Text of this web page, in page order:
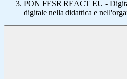
PON FESR REACT EU -
digitale nella didattica e